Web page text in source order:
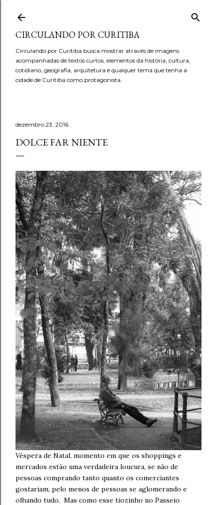
CIRCULANDO POR CURITIBA
Circulando por Curitiba busca mostrar através de imagens
acompanhadas de textos curtos, elementos da história, cultura,
cotidiano, geografia, arquitetura e qualquer tema que tenha a
cidade de Curitiba como protagonista.
dezembro 23, 2016
DOLCE FAR NIENTE
Véspera de Natal, momento em que os shoppings e
mercados estão uma verdadeira loucura, se não de
pessoas comprando tanto quanto os comerciantes
gostariam, pelo menos de pessoas se aglomerando e
olhando tudo. Mas como esse tiozinho no Passeio